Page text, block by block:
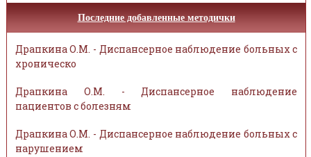
Последние добавленные методички
Драпкина О.М. - Диспансерное наблюдение больных с
хроническо
Драпкина О.М. - Диспансерное наблюдение
пациентов с болезням
Драпкина О.М. - Диспансерное наблюдение больных с
нарушением